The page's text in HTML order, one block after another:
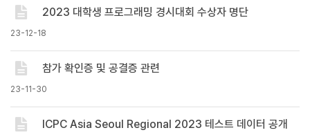
2023 대학생 프로그래밍 경시대회 수상자 명단
23-12-18
참가 확인증 및 공결증 관련
23-11-30
ICPC Asia Seoul Regional 2023 테스트 데이터 공개